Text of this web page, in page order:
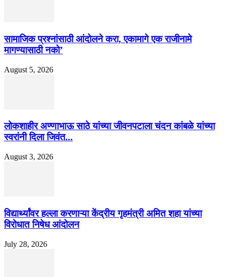
सामाजिक प्रश्नांसाठी आंदोलने करा, एकामागे एक राजीनामे
मागण्यासाठी नको’
August 5, 2026
लोकशाहीर अण्णाभाऊ साठे यांच्या जीवनपटाला चंदन कांबळे यांच्या
स्वरांनी दिला जिवंत...
August 3, 2026
विद्यार्थ्यांवर हल्ला करणाऱ्या केंद्रीय गृहमंत्री अमित शहा यांच्या
विरोधात निषेध आंदोलन
July 28, 2026